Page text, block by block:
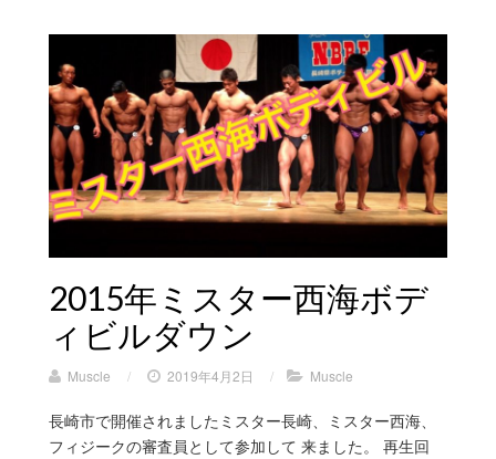
2015年ミスター西海ボデ
ィビルダウン
Muscle / 2019年4月2日 / Muscle
長崎市で開催されましたミスター長崎、ミスター西海、
フィジークの審査員として参加して 来ました。 再生回